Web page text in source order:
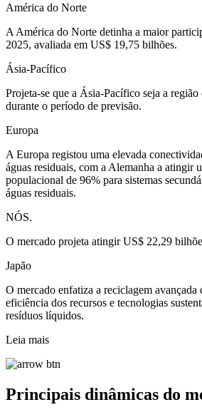
América do Norte
A América do Norte detinha a maior
2025, avaliada em US$ 19,75 bilhões.
Ásia-Pacífico
Projeta-se que a Ásia-Pacífico seja a região
durante o período de previsão.
Europa
A Europa registou uma elevada
águas residuais, com a Alemanha a atingir
populacional de 96% para sistemas
águas residuais.
NÓS.
O mercado projeta atingir US$ 22,29
Japão
O mercado enfatiza a reciclagem avançada
eficiência dos recursos e tecnologias
resíduos líquidos.
Leia mais
Principais dinâmicas do